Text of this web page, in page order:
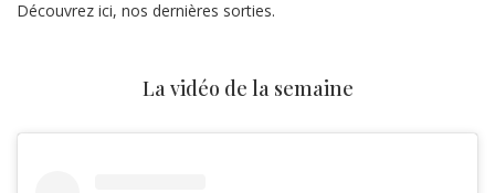
Découvrez ici, nos dernières sorties.
La vidéo de la semaine